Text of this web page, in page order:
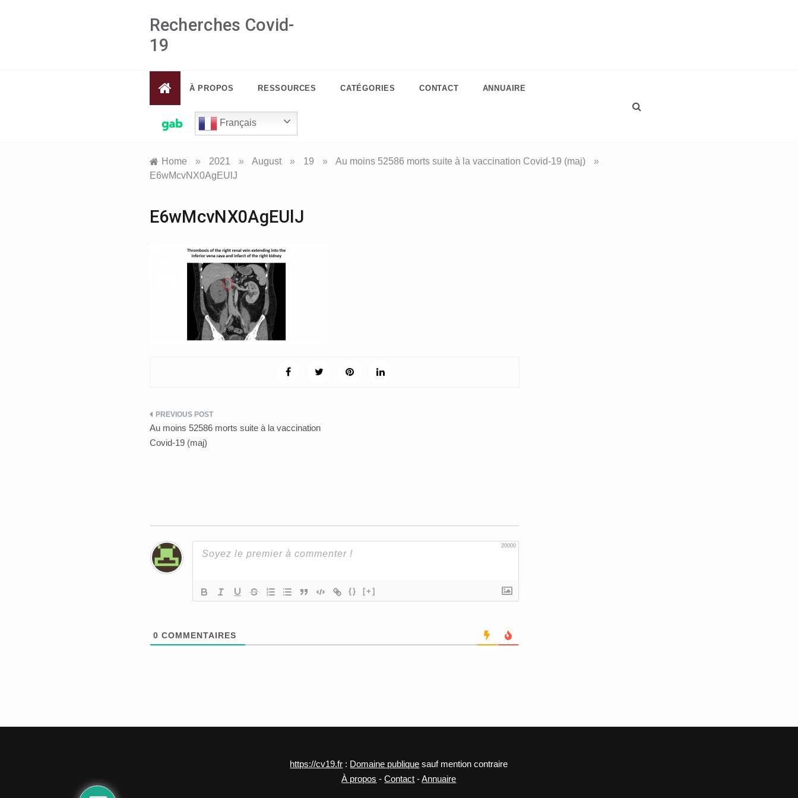
Recherches Covid-
19
À PROPOS RESSOURCES CATÉGORIES CONTACT ANNUAIRE
Français
Home » 2021 » August » 19 » Au moins 52586 morts suite à la vaccination Covid-19 (maj)
»
E6wMcvNX0AgEUlJ
E6wMcvNX0AgEUlJ
Post
navigation
Au moins 52586 morts suite à la vaccination
Covid-19 (maj)
20000
{} [+]
0 COMMENTAIRES
https://cv19.fr : Domaine publique sauf mention contraire
À propos -Contact -Annuaire